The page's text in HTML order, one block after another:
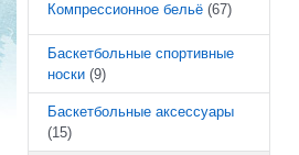
Компрессионное бельё (67)
Баскетбольные спортивные
носки (9)
Баскетбольные аксессуары
(15)